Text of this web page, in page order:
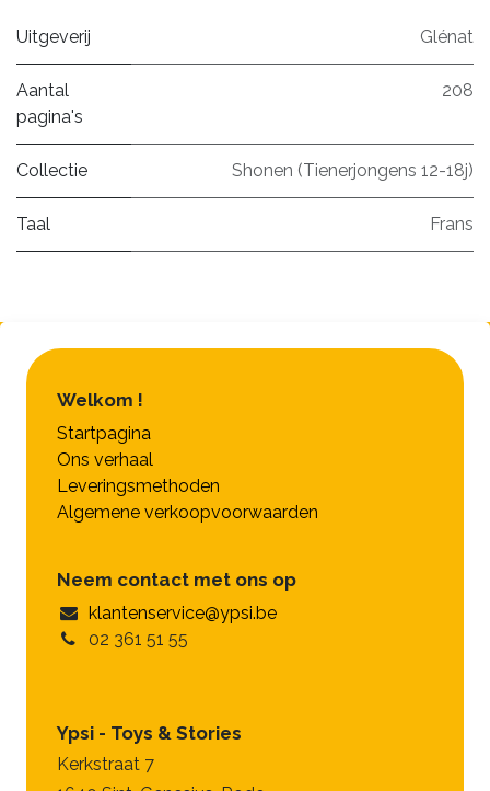
Uitgeverij Glénat
Aantal
pagina's
208
Collectie Shonen (Tienerjongens 12-18j)
Taal Frans
Welkom !
Startpagina
Ons verhaal
Leveringsmethoden
Algemene verkoopvoorwaarden
Neem contact met ons op
klantenservice@ypsi.be
02 361 51 55
Ypsi - Toys & Stories
Kerkstraat 7